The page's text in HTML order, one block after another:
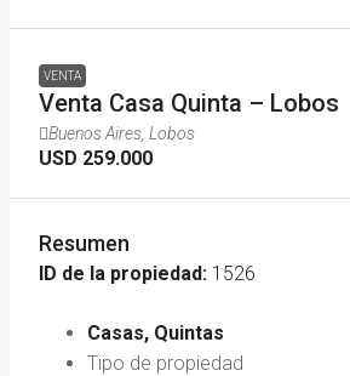
VENTA
Venta Casa Quinta – Lobos
Buenos Aires, Lobos
USD 259.000
Resumen
ID de la propiedad: 1526
Casas, Quintas
Tipo de propiedad